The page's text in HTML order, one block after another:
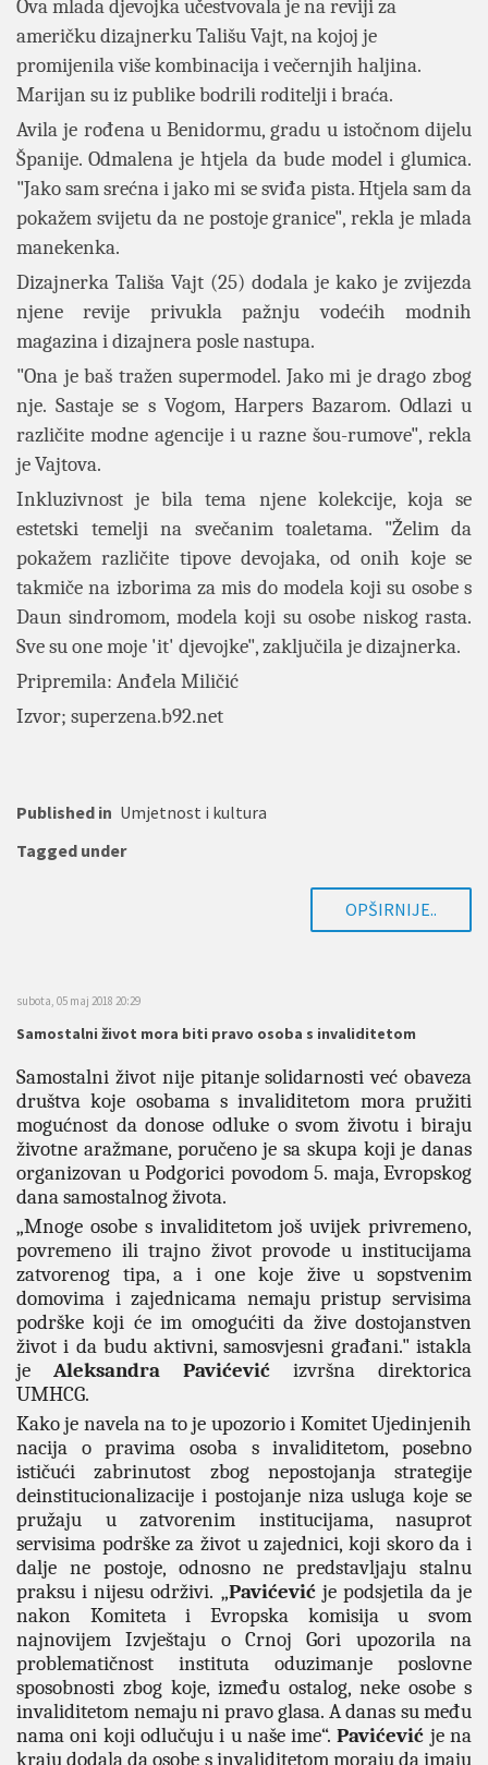
Ova mlada djevojka učestvovala je na reviji za
američku dizajnerku Tališu Vajt, na kojoj je
promijenila više kombinacija i večernjih haljina.
Marijan su iz publike bodrili roditelji i braća.
Avila je rođena u Benidormu, gradu u istočnom dijelu
Španije. Odmalena je htjela da bude model i glumica.
"Jako sam srećna i jako mi se sviđa pista. Htjela sam da
pokažem svijetu da ne postoje granice", rekla je mlada
manekenka.
Dizajnerka Tališa Vajt (25) dodala je kako je zvijezda
njene revije privukla pažnju vodećih modnih
magazina i dizajnera posle nastupa.
"Ona je baš tražen supermodel. Jako mi je drago zbog
nje. Sastaje se s Vogom, Harpers Bazarom. Odlazi u
različite modne agencije i u razne šou-rumove", rekla
je Vajtova.
Inkluzivnost je bila tema njene kolekcije, koja se
estetski temelji na svečanim toaletama. "Želim da
pokažem različite tipove devojaka, od onih koje se
takmiče na izborima za mis do modela koji su osobe s
Daun sindromom, modela koji su osobe niskog rasta.
Sve su one moje 'it' djevojke", zaključila je dizajnerka.
Pripremila: Anđela Miličić
Izvor; superzena.b92.net
Published in Umjetnost i kultura
Tagged under
OPŠIRNIJE..
subota, 05 maj 2018 20:29
Samostalni život mora biti pravo osoba s invaliditetom
Samostalni život nije pitanje solidarnosti već obaveza
društva koje osobama s invaliditetom mora pružiti
mogućnost da donose odluke o svom životu i biraju
životne aražmane, poručeno je sa skupa koji je danas
organizovan u Podgorici povodom 5. maja, Evropskog
dana samostalnog života.
„Mnoge osobe s invaliditetom još uvijek privremeno,
povremeno ili trajno život provode u institucijama
zatvorenog tipa, a i one koje žive u sopstvenim
domovima i zajednicama nemaju pristup servisima
podrške koji će im omogućiti da žive dostojanstven
život i da budu aktivni, samosvjesni građani." istakla
je Aleksandra Pavićević izvršna direktorica
UMHCG.
Kako je navela na to je upozorio i Komitet Ujedinjenih
nacija o pravima osoba s invaliditetom, posebno
ističući zabrinutost zbog nepostojanja strategije
deinstitucionalizacije i postojanje niza usluga koje se
pružaju u zatvorenim institucijama, nasuprot
servisima podrške za život u zajednici, koji skoro da i
dalje ne postoje, odnosno ne predstavljaju stalnu
praksu i nijesu održivi. „Pavićević je podsjetila da je
nakon Komiteta i Evropska komisija u svom
najnovijem Izvještaju o Crnoj Gori upozorila na
problematičnost instituta oduzimanje poslovne
sposobnosti zbog koje, između ostalog, neke osobe s
invaliditetom nemaju ni pravo glasa. A danas su među
nama oni koji odlučuju i u naše ime“.Pavićević je na
kraju dodala da osobe s invaliditetom moraju da imaju